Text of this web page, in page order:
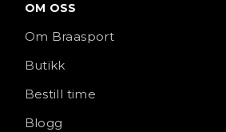
OM OSS
Om Braasport
Butikk
Bestill time
Blogg